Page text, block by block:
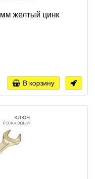
желтый цинк
В корзину